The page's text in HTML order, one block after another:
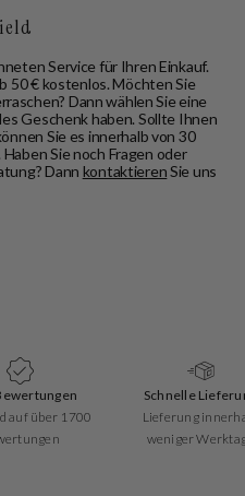
Service für Ihren Einkauf.
50 € kostenlos. Möchten Sie
Dann wählen Sie eine
Geschenk haben. Sollte Ihnen
Sie es innerhalb von 30
Sie noch Fragen oder
Dann kontaktierenSie uns
auf über 1700
Schnelle
Lieferung
weniger